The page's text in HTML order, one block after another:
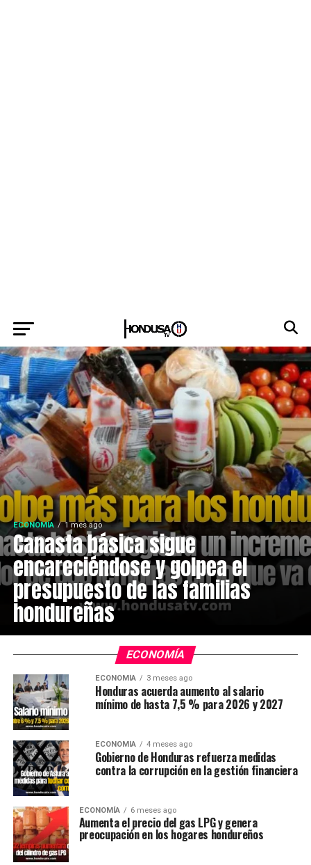
ECONOMÍA 1 mes ago
Canasta básica sigue
encareciéndose y golpea el
presupuesto de las familias
hondureñas
ECONOMÍA
ECONOMÍA 3 meses ago
Honduras acuerda aumento al salario
mínimo de hasta 7,5 % para 2026 y 2027
ECONOMÍA 4 meses ago
Gobierno de Honduras refuerza medidas
contra la corrupción en la gestión financiera
ECONOMÍA 6 meses ago
Aumenta el precio del gas LPG y genera
preocupación en los hogares hondureños